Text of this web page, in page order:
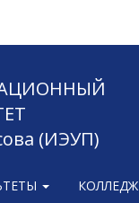
(ИЭУП)
КОЛЛЕДЖ